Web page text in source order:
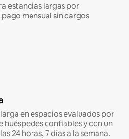
estancias largas por
mensual sin cargos
en espacios evaluados por
huéspedes confiables y con un
24 horas, 7 días a la semana.